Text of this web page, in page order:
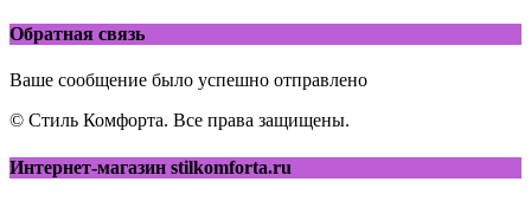
Обратная связь
Ваше сообщение было успешно отправлено
© Стиль Комфорта. Все права защищены.
Интернет-магазин stilkomforta.ru